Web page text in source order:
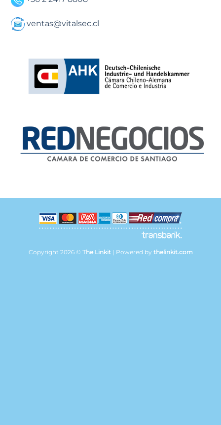
ventas@vitalsec.cl
Copyright 2026 © The Linkit| Powered by thelinkit.com